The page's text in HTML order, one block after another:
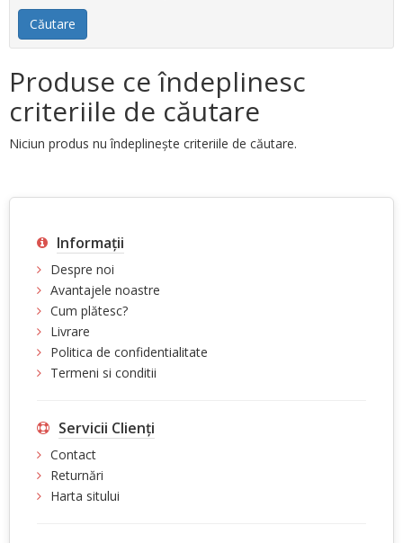
Produse ce îndeplinesc
criteriile de căutare
Niciun produs nu îndeplineşte criteriile de căutare.
Informaţii
Despre noi
Avantajele noastre
Cum plătesc?
Livrare
Politica de confidentialitate
Termeni si conditii
Servicii Clienţi
Contact
Returnări
Harta sitului